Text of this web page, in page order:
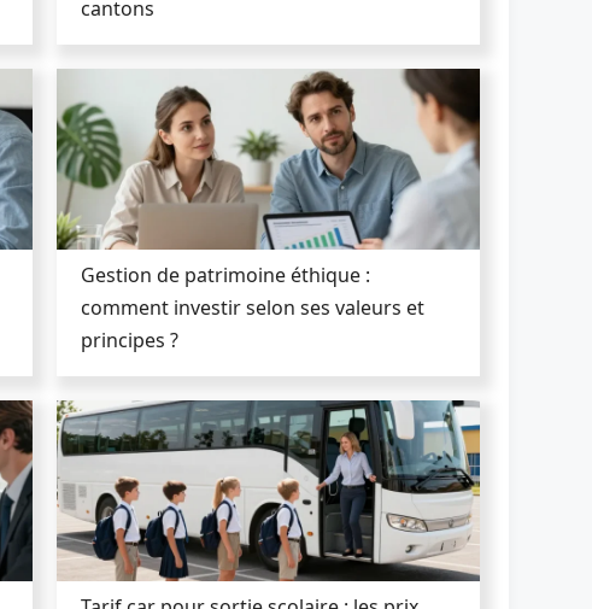
cantons
Gestion de patrimoine éthique :
comment investir selon ses valeurs et
principes ?